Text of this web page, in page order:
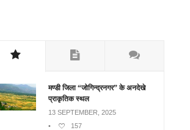
मण्डी जिला “जोगिन्द्रनगर” के अनदेखे
प्राकृतिक स्थल
13 SEPTEMBER, 2025
•
157